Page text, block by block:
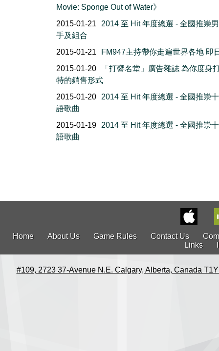
Movie: Sponge Out of Water》
2015-01-21
2014 至 Hit 年度總選 - 全國推崇
手及組合
2015-01-21
FM947主持帶你走遍世界各地 即
2015-01-20
「打響名堂」廣告雜誌 為你度身
特的銷售形式
2015-01-20
2014 至 Hit 年度總選 - 全國推崇
語歌曲
2015-01-19
2014 至 Hit 年度總選 - 全國推崇
語歌曲
Home About Us Game Rules Contact Us
Links
#109, 2723 37-Avenue N.E. Calgary, Alberta, Canada